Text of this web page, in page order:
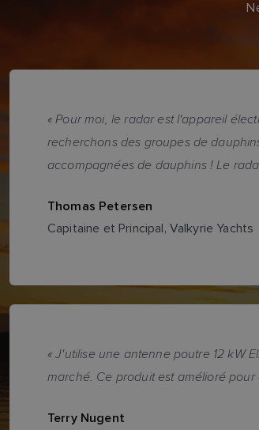
« Pour moi, le radar est l'appareil
recherchons des groupes de
accompagnées de dauphins ! Le
Thomas Petersen
Capitaine et Principal, Valkyrie Yachts
« J'utilise une antenne poutre 12 kW
marché. Ce produit est amélioré
Terry Nugent